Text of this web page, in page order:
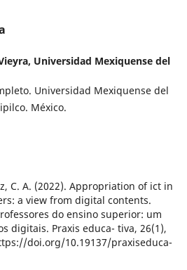
Universidad Mexiquense del
Universidad Mexiquense del
México.
C. A. (2022). Appropriation of ict in
a view from digital contents.
do ensino superior: um
digitais. Praxis educa- tiva, 26(1),
doi.org/10.19137/praxiseduca-